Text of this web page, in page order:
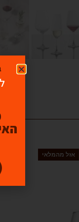
אזל מהמלאי